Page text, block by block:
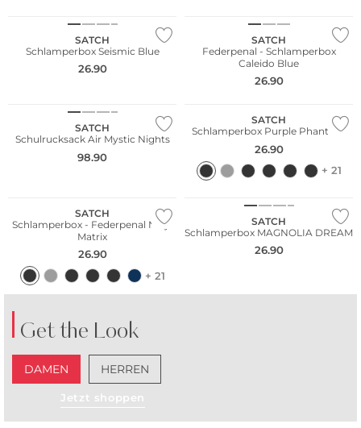
SATCH
Schlamperbox Seismic Blue
26.90
SATCH
Federpenal - Schlamperbox
Caleido Blue
26.90
SATCH
Schulrucksack Air Mystic Nights
98.90
SATCH
Schlamperbox Purple Phantom
26.90
+ 21
SATCH
Schlamperbox - Federpenal Ninja
Matrix
26.90
+ 21
Nachhaltig
SATCH
Schlamperbox MAGNOLIA DREAM
26.90
Get the Look
DAMEN HERREN
Jetzt shoppen